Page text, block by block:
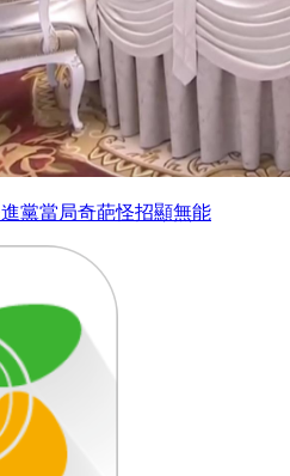
黨當局奇葩怪招顯無能